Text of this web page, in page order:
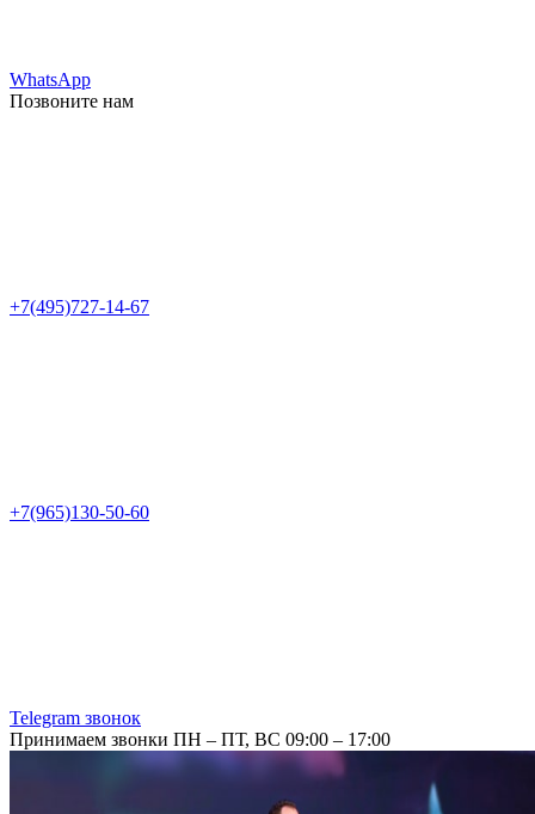
WhatsApp
Позвоните нам
+7(495)727-14-67
+7(965)130-50-60
Telegram звонок
Принимаем звонки ПН – ПТ, ВС 09:00 – 17:00